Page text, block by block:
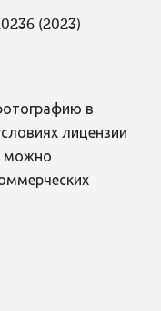
(2023)
в
лицензии
можно